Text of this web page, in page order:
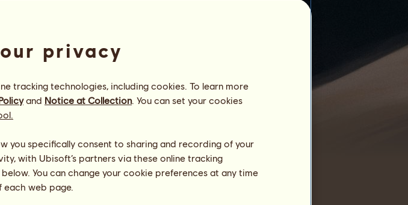
Schätze
%
3542.86
4654.09
1234.04
Informace
Winorer je týmový kůň a nemůže se
rozmnožovat.
Připuštění: 0
Rodokmen
privacy
tracking technologies, including cookies. To learn more
and Notice at Collection. You can set your cookies
you specifically consent to sharing and recording of your
with Ubisoft’s partners via these online tracking
You can change your cookie preferences at any time
each web page.